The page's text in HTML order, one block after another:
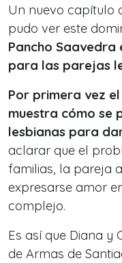
Un nuevo capítulo
pudo ver este
Pancho
para las parejas
Por primera vez
muestra cómo se
lesbianas para
aclarar que el
familias, la pareja
expresarse amor
complejo.
Es así que Diana y
de Armas de